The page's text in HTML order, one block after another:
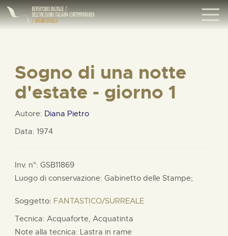
Sogno di una notte
d'estate - giorno 1
Autore: Diana Pietro
Data: 1974
Inv. n°: GSB11869
Luogo di conservazione: Gabinetto delle Stampe;
Soggetto: FANTASTICO/SURREALE
Tecnica: Acquaforte, Acquatinta
Note alla tecnica: Lastra in rame